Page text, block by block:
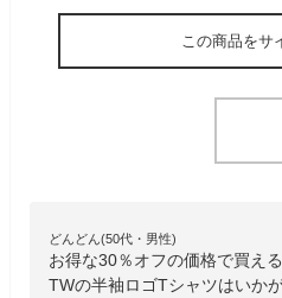
この商品をサ
どんどん(50代・男性)
お得な30％オフの価格で買え
TWの半袖ロゴTシャツはいか